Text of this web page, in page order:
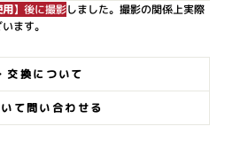
用】後に撮影しました。撮影の関係上実際
ます。
交換について
て問い合わせる